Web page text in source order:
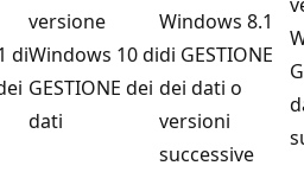
di
versione
Windows 10 di
GESTIONE dei
dati
Windows 8.1
di GESTIONE
dei dati o
versioni
successive